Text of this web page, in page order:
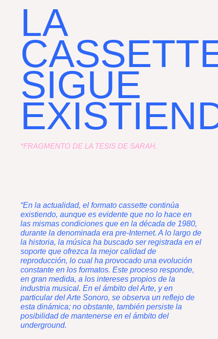
“En la actualidad, el formato cassette continúa
existiendo, aunque es evidente que no lo hace en
las mismas condiciones que en la década de 1980,
durante la denominada era pre-Internet. A lo largo de
la historia, la música ha buscado ser registrada en el
soporte que ofrezca la mejor calidad de
reproducción, lo cual ha provocado una evolución
constante en los formatos. Este proceso responde,
en gran medida, a los intereses propios de la
industria musical. En el ámbito del Arte, y en
particular del Arte Sonoro, se observa un reflejo de
esta dinámica; no obstante, también persiste la
posibilidad de mantenerse en el ámbito del
underground.
LA
SIGUE
*FRAGMENTO DE LA TESIS DE SARAH.